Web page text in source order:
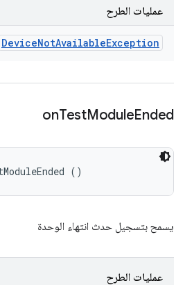
عمليات الطرح
DeviceNotAvailableException
onTestModuleEnded
()
يسمح بتسجيل حدث انتهاء الوحدة
عمليات الطرح